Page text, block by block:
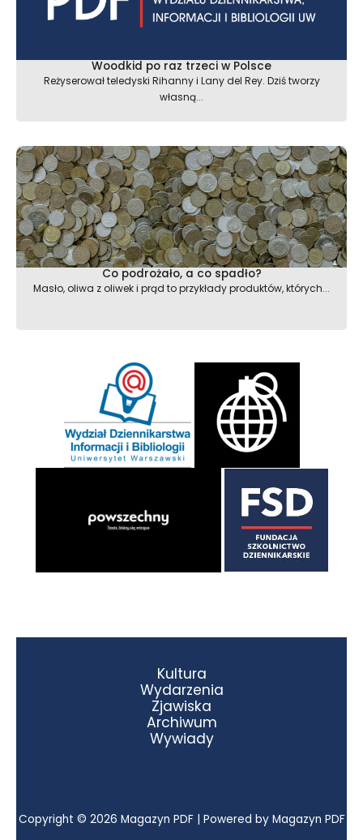
Woodkid po raz trzeci w Polsce
Reżyserował teledyski Rihanny i Lany del Rey. Dziś tworzy
własną...
Co podrożało, a co spadło?
Masło, oliwa z oliwek i prąd to przykłady produktów, których...
Kultura
Wydarzenia
Zjawiska
Archiwum
Wywiady
Copyright © 2026 Magazyn PDF | Powered by Magazyn PDF